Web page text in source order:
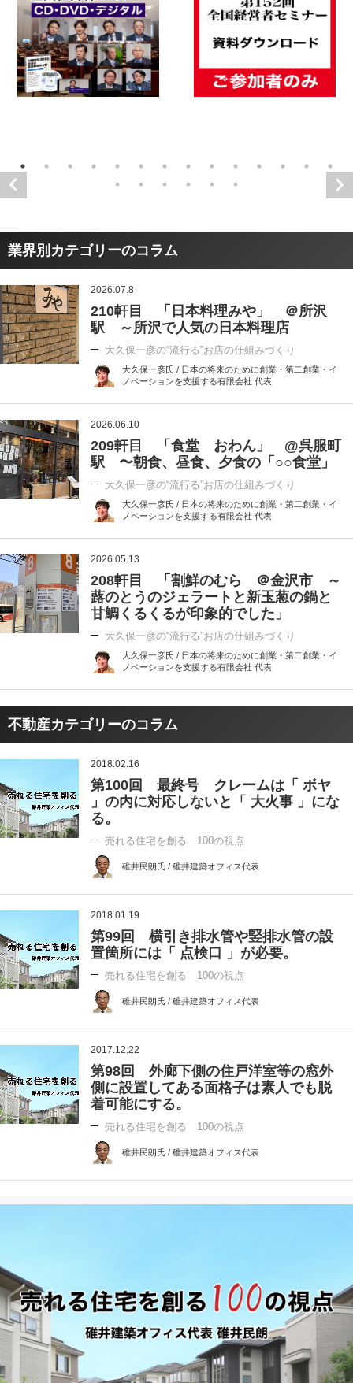
業界別カテゴリーのコラム
2026.07.8
210軒目 「日本料理みや」 ＠所沢
駅 ～所沢で人気の日本料理店
大久保一彦の“流行る”お店の仕組みづくり
大久保一彦氏 / 日本の将来のために創業・第二創業・イ
ノベーションを支援する有限会社 代表
2026.06.10
209軒目 「食堂 おわん」 @呉服町
駅 〜朝食、昼食、夕食の「○○食堂」
大久保一彦の“流行る”お店の仕組みづくり
大久保一彦氏 / 日本の将来のために創業・第二創業・イ
ノベーションを支援する有限会社 代表
2026.05.13
208軒目 「割鮮のむら ＠金沢市 ～
蕗のとうのジェラートと新玉葱の鍋と
甘鯛くるくるが印象的でした」
大久保一彦の“流行る”お店の仕組みづくり
大久保一彦氏 / 日本の将来のために創業・第二創業・イ
ノベーションを支援する有限会社 代表
不動産カテゴリーのコラム
2018.02.16
第100回 最終号 クレームは「 ボヤ
」の内に対応しないと「 大火事 」にな
る。
売れる住宅を創る 100の視点
碓井民朗氏 / 碓井建築オフィス代表
2018.01.19
第99回 横引き排水管や竪排水管の設
置箇所には「 点検口 」が必要。
売れる住宅を創る 100の視点
碓井民朗氏 / 碓井建築オフィス代表
2017.12.22
第98回 外廊下側の住戸洋室等の窓外
側に設置してある面格子は素人でも脱
着可能にする。
売れる住宅を創る 100の視点
碓井民朗氏 / 碓井建築オフィス代表